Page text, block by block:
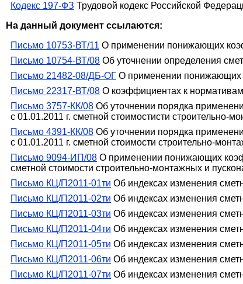
Кодекс 197-ФЗ Трудовой кодекс Российской
На данный документ ссылаются:
Письмо 10753-ВТ/11 О применении понижающих
Письмо 10754-ВТ/08 Об уточнении определения
Письмо 21482-08/ДБ-ОГ О применении понижающих
Письмо 22317-ВТ/08 О коэффициентах к
Письмо 3757-КК/08 Об уточнении порядка
с 01.01.2011 г. сметной стоимостисти
Письмо 4391-КК/08 Об уточнении порядка
с 01.01.2011 г. сметной стоимости строительно-
Письмо 9094-ИП/08 О применении понижающих
сметной стоимости строительно-монтажных и
Письмо КЦ/П2011-01ти Об индексах изменения
Письмо КЦ/П2011-02ти Об индексах изменения
Письмо КЦ/П2011-03ти Об индексах изменения
Письмо КЦ/П2011-04ти Об индексах изменения
Письмо КЦ/П2011-05ти Об индексах изменения
Письмо КЦ/П2011-06ти Об индексах изменения
Письмо КЦ/П2011-07ти Об индексах изменения